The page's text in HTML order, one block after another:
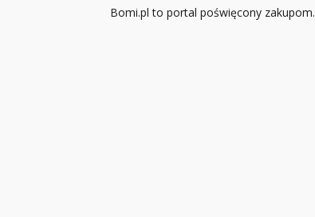
Bomi.pl to portal poświęcony zakupom.